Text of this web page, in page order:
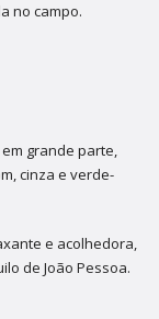
no campo.
grande parte,
cinza e verde-
e acolhedora,
de João Pessoa.